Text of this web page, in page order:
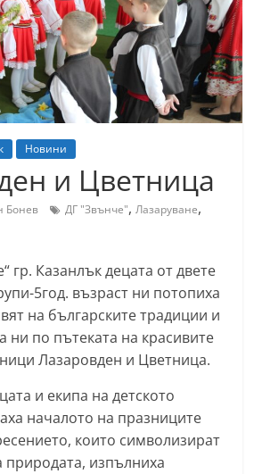
Новини
и Цветница
Бонев ДГ "Звънче",Лазаруване,
гр. Казанлък децата от двете
5год. възраст ни потопиха
на българските традиции и
ни по пътеката на красивите
Лазаровден и Цветница.
и екипа на детското
началото на празниците
които символизират
изпълниха